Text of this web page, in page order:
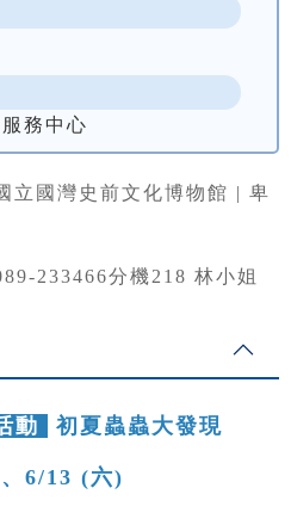
務中心
立國灣史前文化博物館 | 卑
233466分機218 林小姐
動 初夏蟲蟲大發現
6/13 (六)